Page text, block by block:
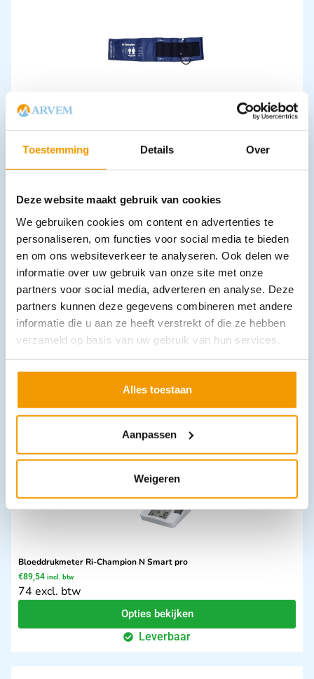
Toestemming Details Over
Deze website maakt gebruik van cookies
We gebruiken cookies om content en advertenties te
personaliseren, om functies voor social media te bieden
en om ons websiteverkeer te analyseren. Ook delen we
informatie over uw gebruik van onze site met onze
partners voor social media, adverteren en analyse. Deze
partners kunnen deze gegevens combineren met andere
informatie die u aan ze heeft verstrekt of die ze hebben
verzameld op basis van uw gebruik van hun services.
Alles toestaan
Aanpassen
Weigeren
Manchet.Riester 1-slang 70x15cm Maat Obese-XL
19.8 excl. btw
Kolomweegschaal SECA model 704
In winkelwagen
Leverbaar
Bloeddrukmeter Ri-Champion N Smart pro
€89,54 incl. btw
74 excl. btw
Opties bekijken
Leverbaar